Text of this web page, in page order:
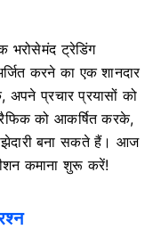
भरोसेमंद ट्रेडिंग
करने का एक शानदार
अपने प्रचार प्रयासों को
को आकर्षित करके,
बना सकते हैं। आज
कमाना शुरू करें!